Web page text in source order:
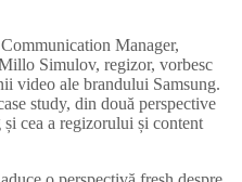
Manager,
Simulov, regizor, vorbesc
video ale brandului Samsung.
study, din două perspective
cea a regizorului și content